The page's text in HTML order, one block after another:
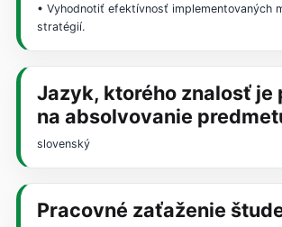
• Vyhodnotiť efektívnosť implementovaných
stratégií.
Jazyk, ktorého znalosť je
na absolvovanie
slovenský
Pracovné zaťaženie